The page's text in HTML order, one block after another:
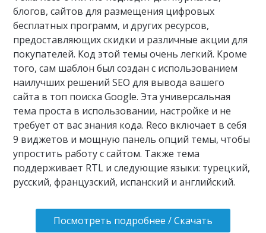
блогов, сайтов для размещения цифровых
бесплатных программ, и других ресурсов,
предоставляющих скидки и различные акции для
покупателей. Код этой темы очень легкий. Кроме
того, сам шаблон был создан с использованием
наилучших решений SEO для вывода вашего
сайта в топ поиска Google. Эта универсальная
тема проста в использовании, настройке и не
требует от вас знания кода. Reco включает в себя
9 виджетов и мощную панель опций темы, чтобы
упростить работу с сайтом. Также тема
поддерживает RTL и следующие языки: турецкий,
русский, французский, испанский и английский.
Посмотреть подробнее / Скачать